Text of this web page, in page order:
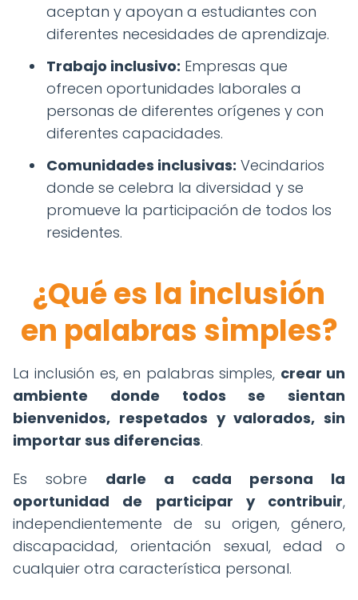
aceptan y apoyan a estudiantes con
diferentes necesidades de aprendizaje.
Trabajo inclusivo: Empresas que
ofrecen oportunidades laborales a
personas de diferentes orígenes y con
diferentes capacidades.
Comunidades inclusivas: Vecindarios
donde se celebra la diversidad y se
promueve la participación de todos los
residentes.
¿Qué es la inclusión
en palabras simples?
La inclusión es, en palabras simples, crear un
ambiente donde todos se sientan
bienvenidos, respetados y valorados, sin
importar sus diferencias.
Es sobre darle a cada persona la
oportunidad de participar y contribuir,
independientemente de su origen, género,
discapacidad, orientación sexual, edad o
cualquier otra característica personal.